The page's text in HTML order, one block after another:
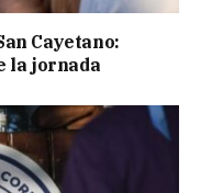
Cayetano:
la jornada